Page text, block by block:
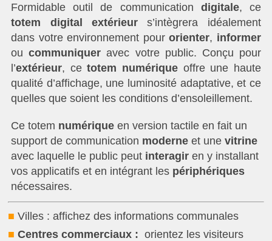
Formidable outil de communication digitale, ce
totem digital extérieur s’intègrera idéalement
dans votre environnement pourorienter, informer
oucommuniquer avec votre public. Conçu pour
l’extérieur, cetotem numérique offre une haute
qualité d’affichage, une luminosité adaptative, et ce
quelles que soient les conditions d’ensoleillement.
Ce totem numérique en version tactile en fait un
support de communication moderne et unevitrine
avec laquelle le public peut interagir en y installant
vos applicatifs et en intégrant les périphériques
nécessaires.
■ Villes : affichez des informations communales
■ Centres commerciaux : orientez les visiteurs